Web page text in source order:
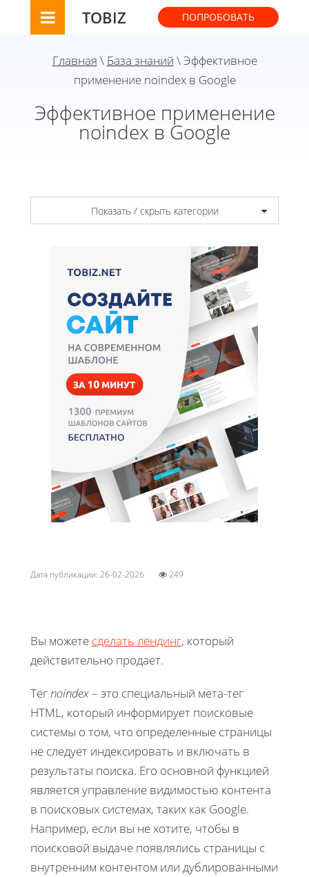
TOBIZ ПОПРОБОВАТЬ
Главная \ База знаний \ Эффективное
применение noindex в Google
Эффективное применение
noindex в Google
Показать / скрыть категории
Дата публикации: 26-02-2026 249
Вы можете сделать лендинг, который
действительно продает.
Тегnoindex– это специальный мета-тег
HTML, который информирует поисковые
системы о том, что определенные страницы
не следует индексировать и включать в
результаты поиска. Его основной функцией
является управление видимостью контента
в поисковых системах, таких как Google.
Например, если вы не хотите, чтобы в
поисковой выдаче появлялись страницы с
внутренним контентом или дублированными